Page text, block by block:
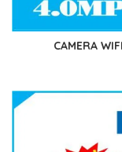
CAMERA